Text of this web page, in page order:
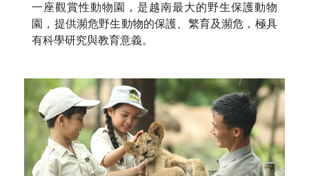
一座觀賞性動物園，是越南最大的野生保護動物
園，提供瀕危野生動物的保護、繁育及瀕危，極具
有科學研究與教育意義。